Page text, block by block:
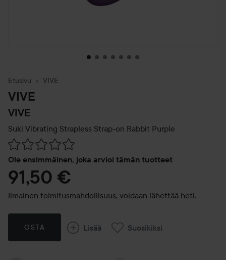
Etusivu VIVE
VIVE
VIVE
Suki Vibrating Strapless Strap-on Rabbit Purple
Ole ensimmäinen, joka arvioi tämän tuotteet
Siirtyä jhk Arvosana & kommentit
91,50 €
Ilmainen toimitusmahdollisuus, voidaan lähettää heti.
OSTA Lisää Suosikiksi